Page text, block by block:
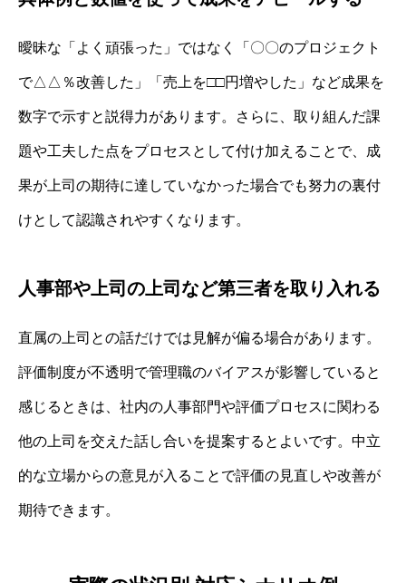
曖昧な「よく頑張った」ではなく「〇〇のプロジェクト
で△△％改善した」「売上を□□円増やした」など成果を
数字で示すと説得力があります。さらに、取り組んだ課
題や工夫した点をプロセスとして付け加えることで、成
果が上司の期待に達していなかった場合でも努力の裏付
けとして認識されやすくなります。
人事部や上司の上司など第三者を取り入れる
直属の上司との話だけでは見解が偏る場合があります。
評価制度が不透明で管理職のバイアスが影響していると
感じるときは、社内の人事部門や評価プロセスに関わる
他の上司を交えた話し合いを提案するとよいです。中立
的な立場からの意見が入ることで評価の見直しや改善が
期待できます。